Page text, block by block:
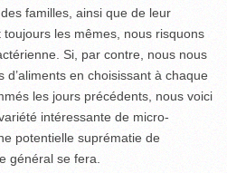
familles, ainsi que de leur
les mêmes, nous risquons
Si, par contre, nous nous
en choisissant à chaque
les jours précédents, nous voici
intéressante de micro-
potentielle suprématie de
général se fera.